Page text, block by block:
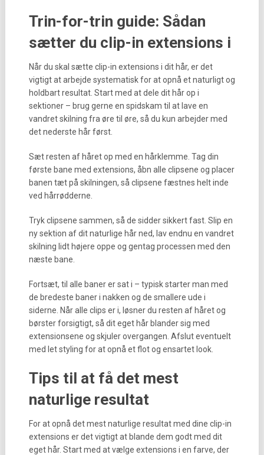
Trin-for-trin guide: Sådan
sætter du clip-in extensions i
Når du skal sætte clip-in extensions i dit hår, er det
vigtigt at arbejde systematisk for at opnå et naturligt og
holdbart resultat. Start med at dele dit hår op i
sektioner – brug gerne en spidskam til at lave en
vandret skilning fra øre til øre, så du kun arbejder med
det nederste hår først.
Sæt resten af håret op med en hårklemme. Tag din
første bane med extensions, åbn alle clipsene og placer
banen tæt på skilningen, så clipsene fæstnes helt inde
ved hårrødderne.
Tryk clipsene sammen, så de sidder sikkert fast. Slip en
ny sektion af dit naturlige hår ned, lav endnu en vandret
skilning lidt højere oppe og gentag processen med den
næste bane.
Fortsæt, til alle baner er sat i – typisk starter man med
de bredeste baner i nakken og de smallere ude i
siderne. Når alle clips er i, løsner du resten af håret og
børster forsigtigt, så dit eget hår blander sig med
extensionsene og skjuler overgangen. Afslut eventuelt
med let styling for at opnå et flot og ensartet look.
Tips til at få det mest
naturlige resultat
For at opnå det mest naturlige resultat med dine clip-in
extensions er det vigtigt at blande dem godt med dit
eget hår. Start med at vælge extensions i en farve, der